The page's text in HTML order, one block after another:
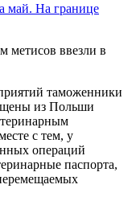
май. На границе
таможенники
из Польши
с тем, у
операций
паспорта,